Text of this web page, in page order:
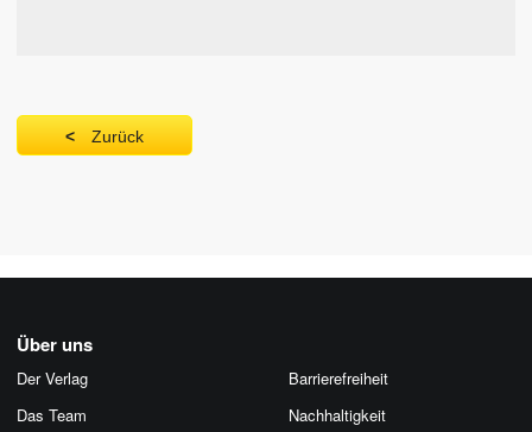
Zurück
Über uns
Der Verlag
Das Team
Barrierefreiheit
Nachhaltigkeit